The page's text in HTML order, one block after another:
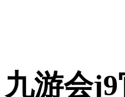
九游会j9